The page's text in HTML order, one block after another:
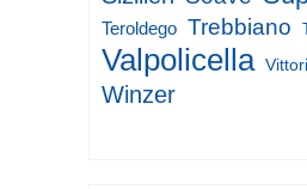
Teroldego Trebbiano
Valpolicella
Winzer